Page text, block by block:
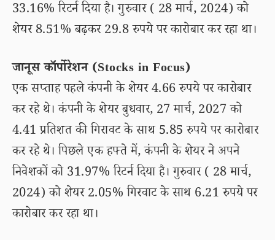
33.16% रिटर्न दिया है। गुरुवार ( 28 मार्च, 2024) को
शेयर 8.51% बढ़कर 29.8 रुपये पर कारोबार कर रहा था।
जानूस कॉर्पोरेशन (Stocks in Focus)
एक सप्ताह पहले कंपनी के शेयर 4.66 रुपये पर कारोबार
कर रहे थे। कंपनी के शेयर बुधवार, 27 मार्च, 2027 को
4.41 प्रतिशत की गिरावट के साथ 5.85 रुपये पर कारोबार
कर रहे थे। पिछले एक हफ्ते में, कंपनी के शेयर ने अपने
निवेशकों को 31.97% रिटर्न दिया है। गुरुवार ( 28 मार्च,
2024) को शेयर 2.05% गिरवाट के साथ 6.21 रुपये पर
कारोबार कर रहा था।